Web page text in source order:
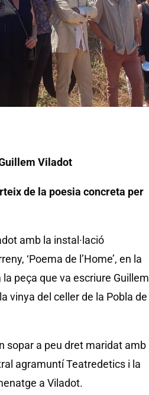
Viladot
de la poesia concreta per
amb la instal·lació
‘Poema de l’Home’, en la
peça que va escriure Guillem
vinya del celler de la Pobla de
sopar a peu dret maridat amb
agramuntí Teatredetics i la
a Viladot.